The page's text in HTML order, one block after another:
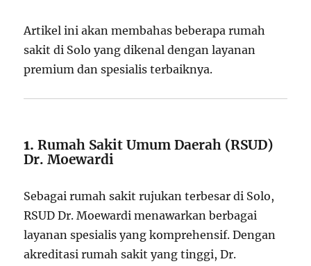
Artikel ini akan membahas beberapa rumah
sakit di Solo yang dikenal dengan layanan
premium dan spesialis terbaiknya.
1.Rumah Sakit Umum Daerah (RSUD)
Dr. Moewardi
Sebagai rumah sakit rujukan terbesar di Solo,
RSUD Dr. Moewardi menawarkan berbagai
layanan spesialis yang komprehensif. Dengan
akreditasi rumah sakit yang tinggi, Dr.